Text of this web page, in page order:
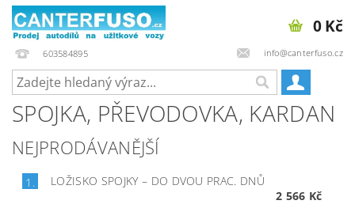
603584895 info@canterfuso.cz
0 Kč
SPOJKA, PŘEVODOVKA, KARDAN
NEJPRODÁVANĚJŠÍ
1. LOŽISKO SPOJKY – DO DVOU PRAC. DNŮ
2 566 Kč